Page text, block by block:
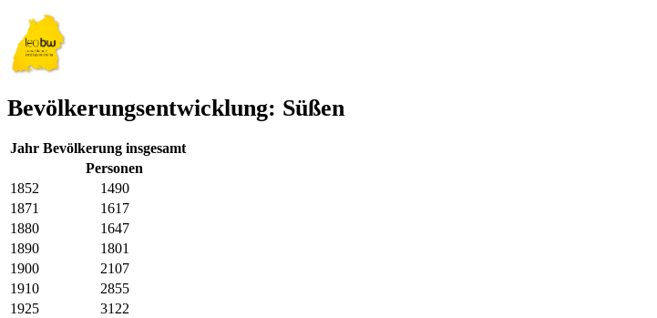
Bevölkerungsentwicklung: Süßen
Jahr Bevölkerung insgesamt
Personen
1852
1490
1871
1617
1880
1647
1890
1801
1900
2107
1910
2855
1925
3122